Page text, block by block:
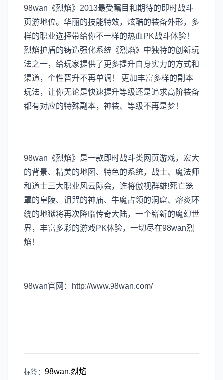
98wan《烈焰》2013最受瞩目和期待的即时战斗
页游地位。华丽的技能特效，炫酷的装备外形，多
样的职业选择带给你不一样的热血PK战斗体验！
烈焰护盾的铸造强化系统《烈焰》中独特的创新玩
法之一，给玩家提供了更多提升自身实力的方式和
渠道，个性晋升不再单调！ 更加丰富多样的副本
玩法，让你无论是快速提升等级还是追求高阶装备
都有对应的特殊副本，神装、等级不再是梦！
98wan《烈焰》是一款即时战斗类网页游戏，宏大
的背景、精美的地图、特色的系统，战士、魔法师
和道士三大职业风云际会，谁将傲视群雄!死亡笼
罩的皇陵、诅咒的神庙、牛魔占领的洞窟、熔炎环
绕的地狱将再次降临传奇大陆，一个崭新的魔幻世
界，丰富多彩的游戏PK体验，一切尽在98wan烈
焰！
98wan官网：http://www.98wan.com/
标签： 98wan,烈焰